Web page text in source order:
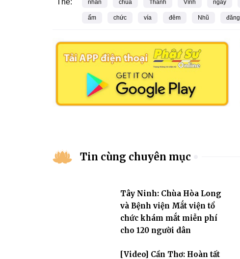
Thẻ: nhân chùa Thành Vĩnh ngày
ấm chức vía đêm Nhũ đăng
Tin cùng chuyên mục
Tây Ninh: Chùa Hòa Long
và Bệnh viện Mắt viện tổ
chức khám mắt miễn phí
cho 120 người dân
[Video] Cần Thơ: Hoàn tất